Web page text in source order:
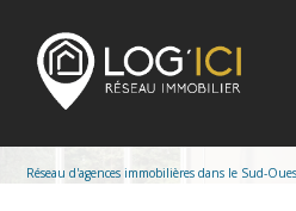
Réseau d'agences immobilières dans le Sud-